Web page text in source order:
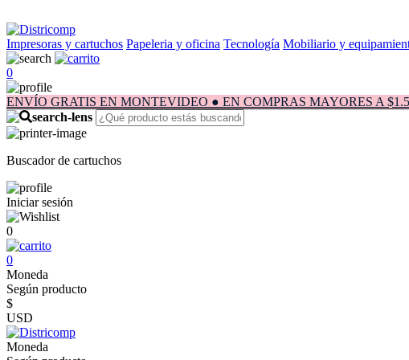
Impresoras y cartuchos Papeleria y oficina Tecnología Mobiliario y
0
ENVÍO GRATIS EN MONTEVIDEO ● EN COMPRAS MAYORES A
Buscador de cartuchos
Iniciar sesión
0
0
Moneda
Según producto
$
USD
Moneda